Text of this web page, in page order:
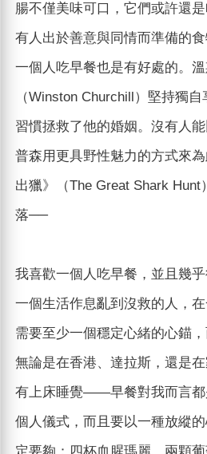
腸不僅美味可口，它們或許還
有人出於善意與同情而準備的食
一個人吃早餐也是有好處的。
（Winston Churchill）堅持獨
習慣拯救了他的婚姻。沒有人
普森用更具野性魅力的方式來
出獵》（The Great Shark
落──
我喜歡一個人吃早餐，並且幾
一個生活作息亂到沒救的人，
需要至少一個穩定心緒的心錨，
無論是在香港、達拉斯，還是
有上床睡覺——早餐對我而言都
個人儀式，而且要以一種放縱